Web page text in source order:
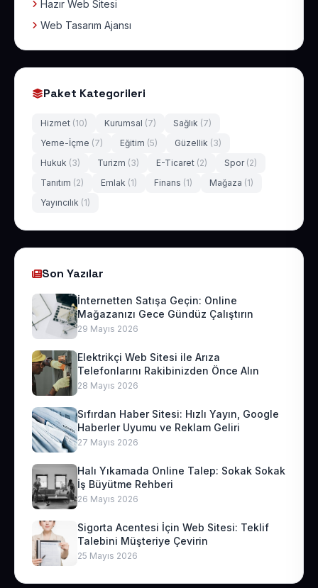
Hazır Web Sitesi
Web Tasarım Ajansı
Paket Kategorileri
Hizmet (10) Kurumsal (7) Sağlık (7)
Yeme-İçme (7) Eğitim (5) Güzellik (3)
Hukuk (3) Turizm (3) E-Ticaret (2) Spor (2)
Tanıtım (2) Emlak (1) Finans (1) Mağaza (1)
Yayıncılık (1)
Son Yazılar
İnternetten Satışa Geçin: Online
Mağazanızı Gece Gündüz Çalıştırın
29 Mayıs 2026
Elektrikçi Web Sitesi ile Arıza
Telefonlarını Rakibinizden Önce Alın
28 Mayıs 2026
Sıfırdan Haber Sitesi: Hızlı Yayın, Google
Haberler Uyumu ve Reklam Geliri
27 Mayıs 2026
Halı Yıkamada Online Talep: Sokak Sokak
İş Büyütme Rehberi
26 Mayıs 2026
Sigorta Acentesi İçin Web Sitesi: Teklif
Talebini Müşteriye Çevirin
25 Mayıs 2026